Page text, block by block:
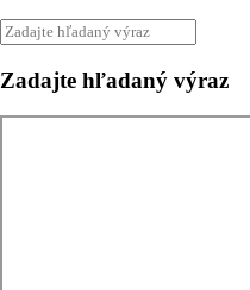
Zadajte hľadaný výraz